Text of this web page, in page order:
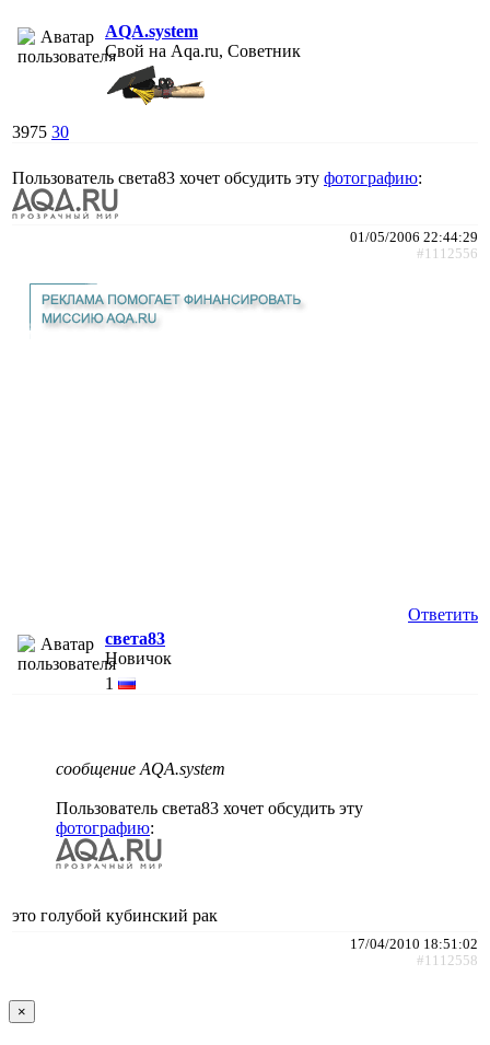
AQA.system
Свой на Aqa.ru, Советник
3975 30
Пользователь света83 хочет обсудить эту фотографию:
01/05/2006 22:44:29
#1112556
Ответить
света83
Новичок
1
сообщение AQA.system
Пользователь света83 хочет обсудить эту
фотографию:
это голубой кубинский рак
17/04/2010 18:51:02
#1112558
×